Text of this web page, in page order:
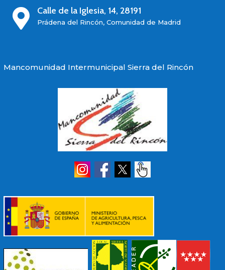
 Calle de la Iglesia, 14, 28191
Prádena del Rincón, Comunidad de Madrid
Mancomunidad Intermunicipal Sierra del Rincón